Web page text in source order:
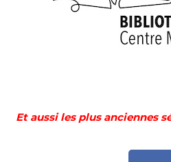
Et aussi les plus anciennes